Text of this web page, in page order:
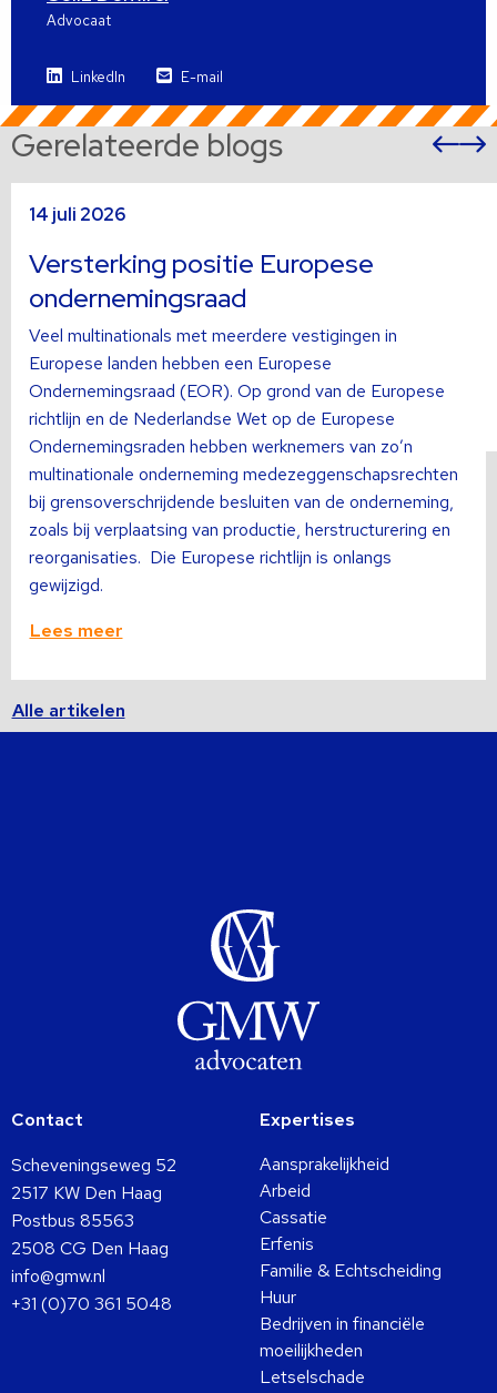
Advocaat
LinkedIn E-mail
Gerelateerde blogs
14 juli 2026
Versterking positie Europese
ondernemingsraad
Veel multinationals met meerdere vestigingen in
Europese landen hebben een Europese
Ondernemingsraad (EOR). Op grond van de Europese
richtlijn en de Nederlandse Wet op de Europese
Ondernemingsraden hebben werknemers van zo’n
multinationale onderneming medezeggenschapsrechten
bij grensoverschrijdende besluiten van de onderneming,
zoals bij verplaatsing van productie, herstructurering en
reorganisaties. Die Europese richtlijn is onlangs
gewijzigd.
Lees meer
meer
Alle artikelen
Contact
Scheveningseweg 52
2517 KW Den Haag
Postbus 85563
2508 CG Den Haag
info@gmw.nl
+31 (0)70 361 5048
Expertises
Aansprakelijkheid
Arbeid
Cassatie
Erfenis
Familie & Echtscheiding
Huur
Bedrijven in financiële
moeilijkheden
Letselschade